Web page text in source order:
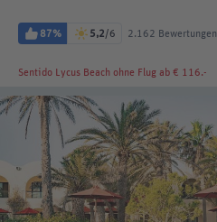
87% 5,2/6 2.162 Bewertungen
Sentido Lycus Beach ohne Flug ab € 116.-